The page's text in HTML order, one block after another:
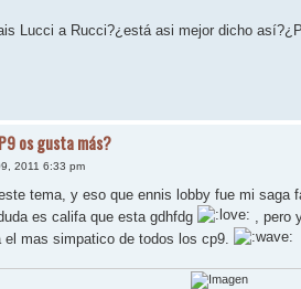
Lucci a Rucci?¿está asi mejor dicho
os gusta más?
2011 6:33 pm
tema, y eso que ennis lobby fue mi saga
es califa que esta gdhfdg
, pero
mas simpatico de todos los cp9.